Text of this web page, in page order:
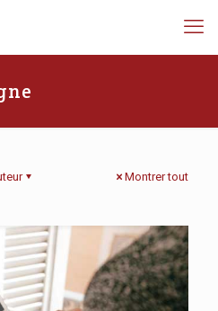
Montrer tout